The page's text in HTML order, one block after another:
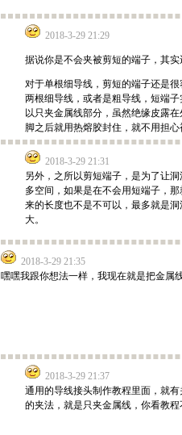
2018-3-29 21:29
据说你是不会夹被剪短的端子，其
对于单根细导线，剪短的端子还是
两根细导线，或者是粗导线，短端
以只夹金属线部分，虽然绝缘皮露
脚之后就用热熔胶封住，就不用担心
2018-3-29 21:31
另外，之所以剪短端子，是为了让
多空间，如果是在不会用短端子，
来的长度也不是不可以，最多就是
大。
2018-3-29 21:35
嘿嘿我跟你想法一样，我现在就是把金属
2018-3-29 21:37
通用的导线接头制作教程里面，就
的夹法，就是只夹金属线，你看教程